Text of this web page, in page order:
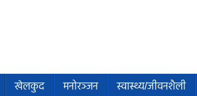
खेलकुद मनोरञ्जन स्वास्थ्य/जीवनशैली